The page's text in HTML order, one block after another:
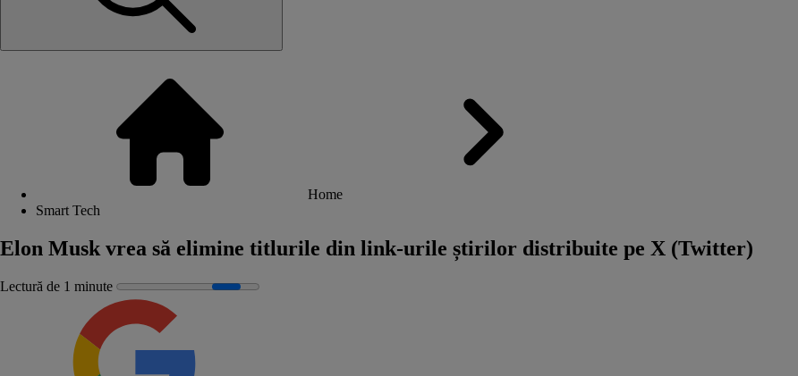
Home
Smart Tech
Elon Musk vrea să elimine titlurile din link-urile știrilor distribuite pe X (Twitter)
Lectură de 1 minute